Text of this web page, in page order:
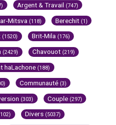
Argent & Travail (747)
Mitsva (118) Berechit (1)
(1520) Brit-Mila (176)
(2429) Chavouot (219)
haLachone (188)
Communauté (3)
(303) Couple (297)
Divers (5037)